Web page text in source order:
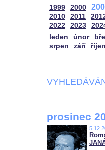
1999 2000
2010
2011
2022
2023
leden
únor
srpen
září říjen
prosinec